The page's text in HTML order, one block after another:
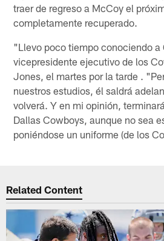
traer de regreso a McCoy el
completamente recuperado.
"Llevo poco tiempo conociendo a
vicepresidente ejecutivo de los
Jones, el martes por la tarde .
nuestros estudios, él saldrá
volverá. Y en mi opinión,
Dallas Cowboys, aunque no sea
poniéndose un uniforme (de los
Related Content